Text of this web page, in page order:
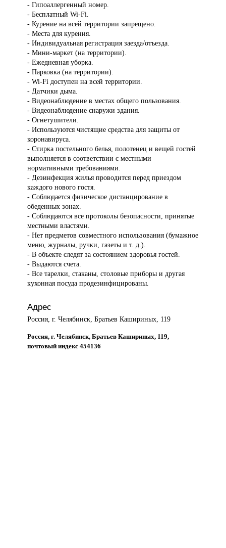
- Гипоаллергенный номер.
- Бесплатный Wi-Fi.
- Курение на всей территории запрещено.
- Места для курения.
- Индивидуальная регистрация заезда/отъезда.
- Мини-маркет (на территории).
- Ежедневная уборка.
- Парковка (на территории).
- Wi-Fi доступен на всей территории.
- Датчики дыма.
- Видеонаблюдение в местах общего пользования.
- Видеонаблюдение снаружи здания.
- Огнетушители.
- Используются чистящие средства для защиты от
коронавируса.
- Стирка постельного белья, полотенец и вещей гостей
выполняется в соответствии с местными
нормативными требованиями.
- Дезинфекция жилья проводится перед приездом
каждого нового гостя.
- Соблюдается физическое дистанцирование в
обеденных зонах.
- Соблюдаются все протоколы безопасности, принятые
местными властями.
- Нет предметов совместного использования (бумажное
меню, журналы, ручки, газеты и т. д.).
- В объекте следят за состоянием здоровья гостей.
- Выдаются счета.
- Все тарелки, стаканы, столовые приборы и другая
кухонная посуда продезинфицированы.
Адрес
Россия, г. Челябинск, Братьев Кашириных, 119
Россия, г. Челябинск, Братьев Кашириных, 119,
почтовый индекс 454136